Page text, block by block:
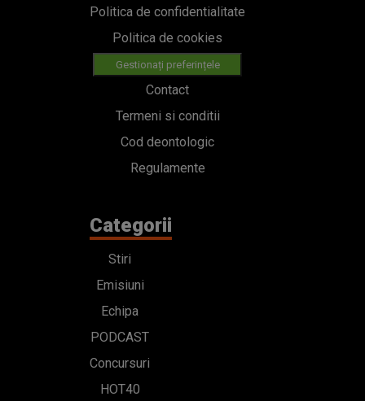
Politica de confidentialitate
Politica de cookies
Gestionați preferințele
Contact
Termeni si conditii
Cod deontologic
Regulamente
Categorii
Stiri
Emisiuni
Echipa
PODCAST
Concursuri
HOT40